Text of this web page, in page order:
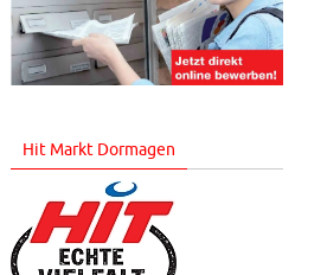
Hit Markt Dormagen